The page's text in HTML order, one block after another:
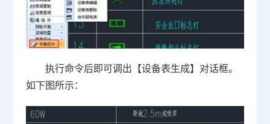
执行命令后即可调出【设备表生成】对话框。
如下图所示：